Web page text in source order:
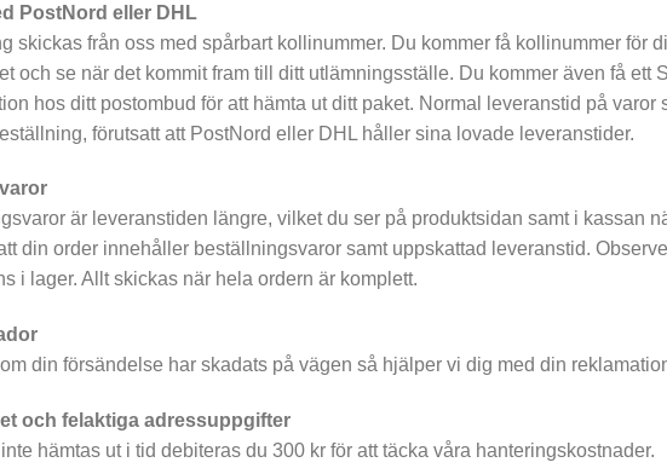
PostNord eller DHL
skickas från oss med spårbart kollinummer. Du kommer få kollinummer för
och se när det kommit fram till ditt utlämningsställe. Du kommer även få
hos ditt postombud för att hämta ut ditt paket. Normal leveranstid på
förutsatt att PostNord eller DHL håller sina lovade leveranstider.
är leveranstiden längre, vilket du ser på produktsidan samt i kassan
din order innehåller beställningsvaror samt uppskattad leveranstid.
i lager. Allt skickas när hela ordern är komplett.
din försändelse har skadats på vägen så hjälper vi dig med din
och felaktiga adressuppgifter
hämtas ut i tid debiteras du 300 kr för att täcka våra hanteringskostnader.